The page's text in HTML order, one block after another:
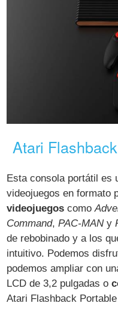
Atari
Esta consola portátil es
videojuegos en formato
videojuegos como
Command,PAC-MANy
de rebobinado y a los
intuitivo. Podemos
podemos ampliar con
LCD de 3,2 pulgadas o
Atari Flashback